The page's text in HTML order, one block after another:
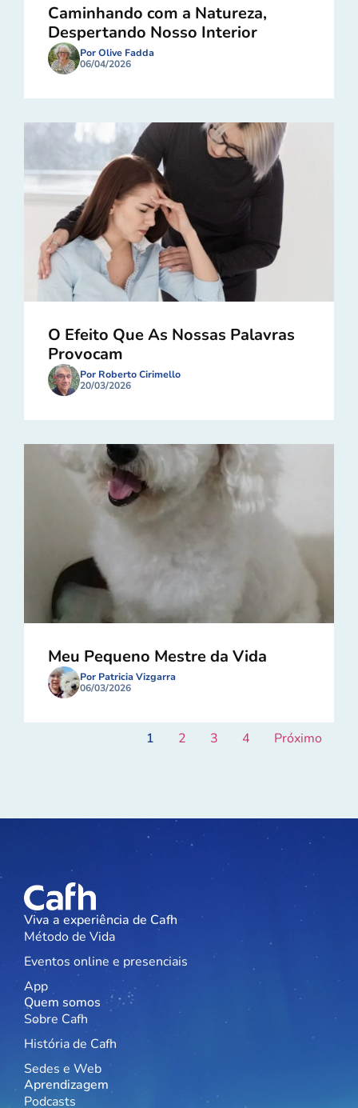
Caminhando com a Natureza,
Despertando Nosso Interior
Por Olive Fadda
06/04/2026
O Efeito Que As Nossas Palavras
Provocam
Por Roberto Cirimello
20/03/2026
Meu Pequeno Mestre da Vida
Por Patricia Vizgarra
06/03/2026
1 2 3 4 Próximo
Viva a experiência de Cafh
Método de Vida
Eventos online e presenciais
App
Quem somos
Sobre Cafh
História de Cafh
Sedes e Web
Aprendizagem
Podcasts